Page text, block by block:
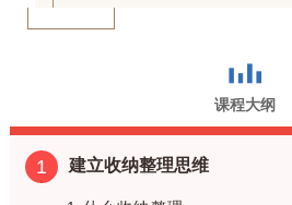
课程大纲
1 建立收纳整理思维